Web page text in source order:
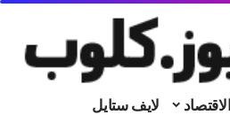
الاقتصاد
لايف ستايل